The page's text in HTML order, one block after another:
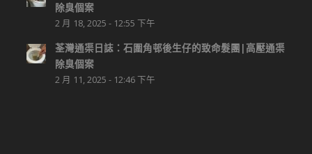
除臭個案
2 月 18, 2025 - 12:55 下午
荃灣通渠日誌：石圍角邨後生仔的致命髮團|高壓通渠
除臭個案
2 月 11, 2025 - 12:46 下午